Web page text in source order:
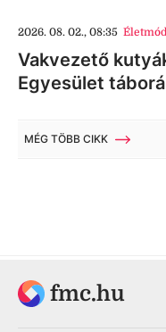
2026. 08. 02., 08:35
Vakvezető
Egyesület
MÉG TÖBB CIKK
fmc.hu